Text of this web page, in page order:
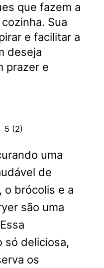
que fazem a
Sua
e facilitar a
deseja
prazer e
5 (2)
uma
de
o brócolis e a
são uma
só deliciosa,
os